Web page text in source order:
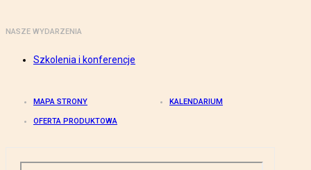
NASZE WYDARZENIA
Szkolenia i konferencje
MAPA STRONY KALENDARIUM
OFERTA PRODUKTOWA